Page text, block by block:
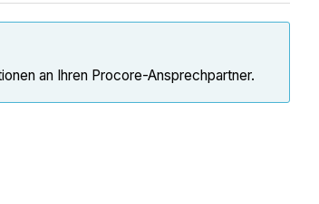
an Ihren Procore-Ansprechpartner.